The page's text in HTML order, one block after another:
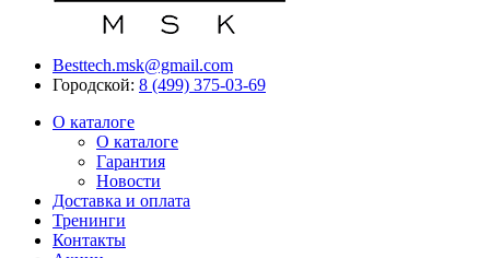
Besttech.msk@gmail.com
Городской: 8 (499) 375-03-69
О каталоге
О каталоге
Гарантия
Новости
Доставка и оплата
Тренинги
Контакты